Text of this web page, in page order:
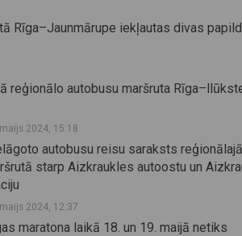
Rīga–Jaunmārupe iekļautas divas
reģionālo autobusu maršruta
2024, 15:18
autobusu reisu saraksts reģionālajā
starp Aizkraukles autoostu un
2024, 12:37
maratona laikā 18. un 19. maijā netiks